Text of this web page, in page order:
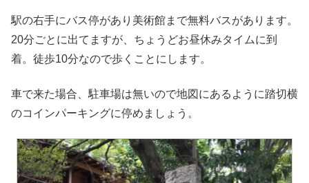
駅の右手にバス停があり美術館まで無料バスがあります。
20分ごとに出てますが、ちょうどお昼休みタイムに到
着。徒歩10分なので歩くことにします。
車で来た場合、駐車場は無いので地図にあるように踏切横
のコインパーキングに停めましょう。